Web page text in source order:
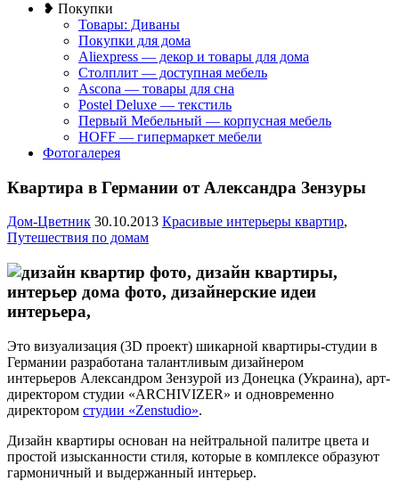
❥ Покупки
Товары: Диваны
Покупки для дома
Aliexpress — декор и товары для дома
Столплит — доступная мебель
Ascona — товары для сна
Postel Deluxe — текстиль
Первый Мебельный — корпусная мебель
HOFF — гипермаркет мебели
Фотогалерея
Квартира в Германии от Александра Зензуры
Дом-Цветник 30.10.2013 Красивые интерьеры квартир,
Путешествия по домам
Это визуализация (3D проект) шикарной квартиры-студии в
Германии разработана талантливым дизайнером
интерьеров Александром Зензурой из Донецка (Украина), арт-
директором студии «ARCHIVIZER» и одновременно
директором студии «Zenstudio».
Дизайн квартиры основан на нейтральной палитре цвета и
простой изысканности стиля, которые в комплексе образуют
гармоничный и выдержанный интерьер.